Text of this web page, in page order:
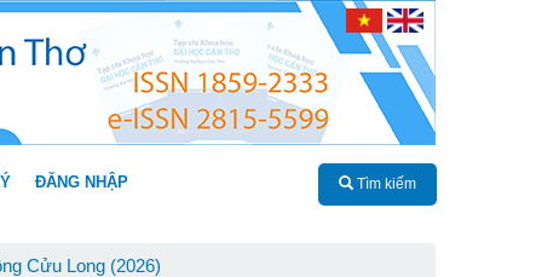
ĐĂNG NHẬP Tìm kiếm
Cửu Long (2026)